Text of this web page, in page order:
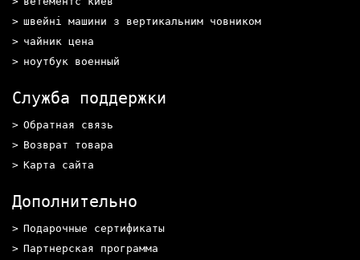
швейні машини з вертикальним човником
чайник цена
ноутбук военный
Служба поддержки
Обратная связь
Возврат товара
Карта сайта
Дополнительно
Подарочные сертификаты
Партнерская программа